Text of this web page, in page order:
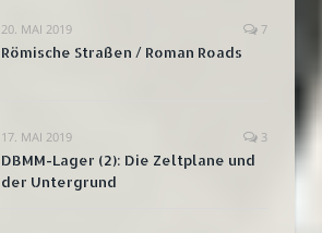
20. MAI 2019 7
Römische Straßen / Roman Roads
17. MAI 2019 3
DBMM-Lager (2): Die Zeltplane und
der Untergrund